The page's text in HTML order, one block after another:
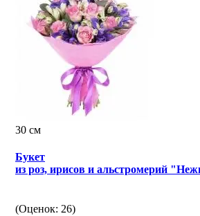
30 см
Букет
из роз, ирисов и альстромерий
(Оценок: 26)